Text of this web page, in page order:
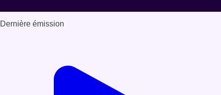
Dernière émission